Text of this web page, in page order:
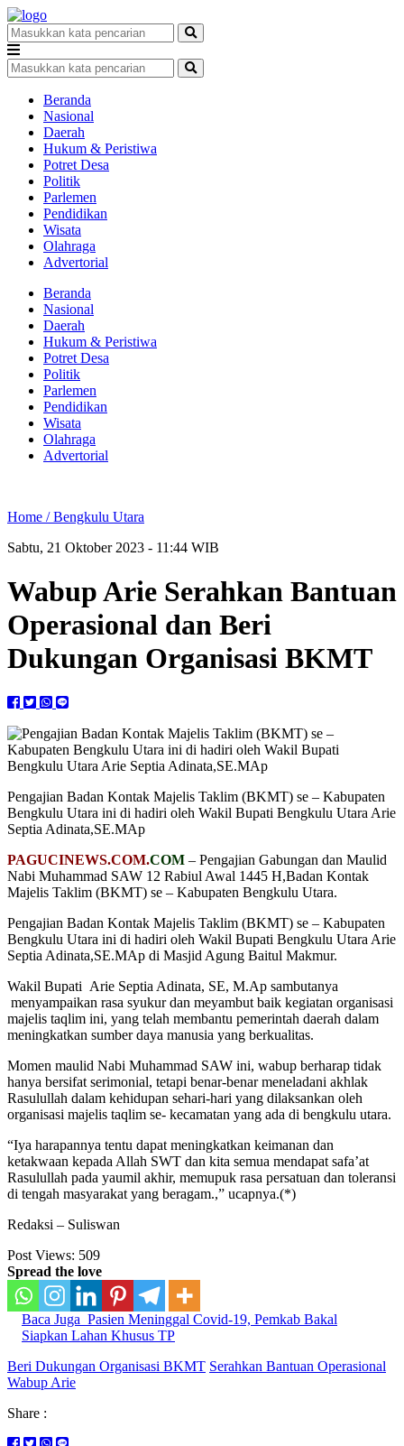
Beranda
Nasional
Daerah
Hukum & Peristiwa
Potret Desa
Politik
Parlemen
Pendidikan
Wisata
Olahraga
Advertorial
Beranda
Nasional
Daerah
Hukum & Peristiwa
Potret Desa
Politik
Parlemen
Pendidikan
Wisata
Olahraga
Advertorial
Home /Bengkulu Utara
Sabtu, 21 Oktober 2023 - 11:44 WIB
Wabup Arie Serahkan Bantuan
Operasional dan Beri
Dukungan Organisasi BKMT
Pengajian Badan Kontak Majelis Taklim (BKMT) se – Kabupaten
Bengkulu Utara ini di hadiri oleh Wakil Bupati Bengkulu Utara Arie
Septia Adinata,SE.MAp
PAGUCINEWS.COM.COM – Pengajian Gabungan dan Maulid
Nabi Muhammad SAW 12 Rabiul Awal 1445 H,Badan Kontak
Majelis Taklim (BKMT) se – Kabupaten Bengkulu Utara.
Pengajian Badan Kontak Majelis Taklim (BKMT) se – Kabupaten
Bengkulu Utara ini di hadiri oleh Wakil Bupati Bengkulu Utara Arie
Septia Adinata,SE.MAp di Masjid Agung Baitul Makmur.
Wakil Bupati Arie Septia Adinata, SE, M.Ap sambutanya
menyampaikan rasa syukur dan meyambut baik kegiatan organisasi
majelis taqlim ini, yang telah membantu pemerintah daerah dalam
meningkatkan sumber daya manusia yang berkualitas.
Momen maulid Nabi Muhammad SAW ini, wabup berharap tidak
hanya bersifat serimonial, tetapi benar-benar meneladani akhlak
Rasulullah dalam kehidupan sehari-hari yang dilaksankan oleh
organisasi majelis taqlim se- kecamatan yang ada di bengkulu utara.
“Iya harapannya tentu dapat meningkatkan keimanan dan
ketakwaan kepada Allah SWT dan kita semua mendapat safa’at
Rasulullah pada yaumil akhir, memupuk rasa persatuan dan toleransi
di tengah masyarakat yang beragam.,” ucapnya.(*)
Redaksi – Suliswan
Post Views: 509
Spread the love
Baca Juga Pasien Meninggal Covid-19, Pemkab Bakal
Siapkan Lahan Khusus TP
Beri Dukungan Organisasi BKMT Serahkan Bantuan Operasional
Wabup Arie
Share :